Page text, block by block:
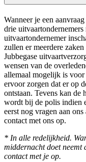
Wanneer je een
drie uitvaartondernemers
uitvaartondernemer
zullen er meerdere
Jubbegase
wensen van de
allemaal mogelijk is
ervoor zorgen dat er op
ontstaan. Tevens kan
wordt bij de polis indien
eerst nog vragen aan
contact met ons op.
* In alle redelijkheid.
middernacht doet neemt
contact met je op.